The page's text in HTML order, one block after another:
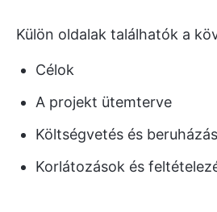
Külön oldalak találhatók a
Célok
A projekt ütemterve
Költségvetés és
Korlátozások és